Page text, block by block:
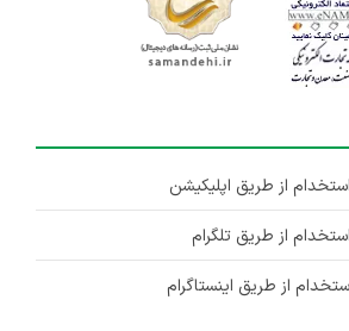
از طریق اپلیکیشن
از طریق تلگرام
از طریق اینستاگرام